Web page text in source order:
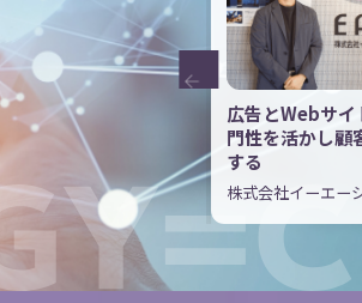
ムービック。密な
した、船の安全を支
』
会社様
広告とWebサ
門性を活かし顧
する
株式会社イーエー